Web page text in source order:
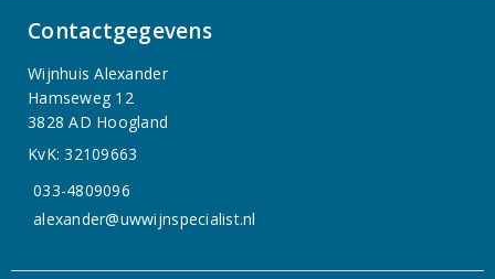
Contactgegevens
Wijnhuis Alexander
Hamseweg 12
3828 AD Hoogland
KvK: 32109663
033-4809096
alexander@uwwijnspecialist.nl